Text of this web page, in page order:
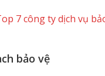
7 công ty dịch vụ
bảo vệ